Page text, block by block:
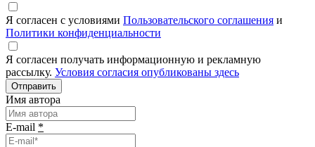
Я согласен с условиями Пользовательского соглашения и
Политики конфиденциальности
Я согласен получать информационную и рекламную
рассылку. Условия согласия опубликованы здесь
Отправить
Имя автора
E-mail *